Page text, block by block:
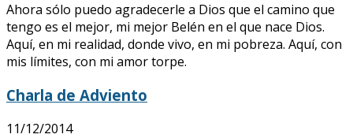
Ahora sólo puedo agradecerle a Dios que el camino que
tengo es el mejor, mi mejor Belén en el que nace Dios.
Aquí, en mi realidad, donde vivo, en mi pobreza. Aquí, con
mis límites, con mi amor torpe.
Charla de Adviento
11/12/2014